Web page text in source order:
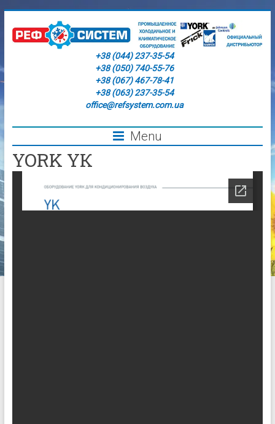
+38 (044) 237-35-54
+38 (050) 740-55-76
+38 (067) 467-78-41
+38 (063) 237-35-54
office@refsystem.com.ua
Menu
YORK YК